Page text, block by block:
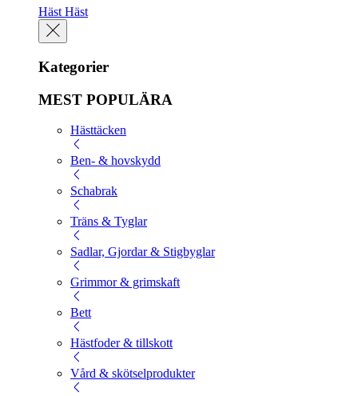
Häst Häst
Kategorier
MEST POPULÄRA
Hästtäcken
Ben- & hovskydd
Schabrak
Träns & Tyglar
Sadlar, Gjordar & Stigbyglar
Grimmor & grimskaft
Bett
Hästfoder & tillskott
Vård & skötselprodukter